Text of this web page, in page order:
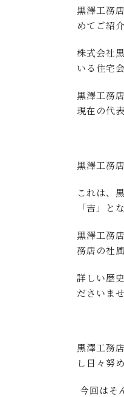
黒澤工務
めてご紹
株式会社
いる住宅
黒澤工務
現在の代
黒澤工務
これは、
「吉」と
黒澤工務
務店の社
詳しい歴
ださいませ
黒澤工務
し日々努
今回はそ